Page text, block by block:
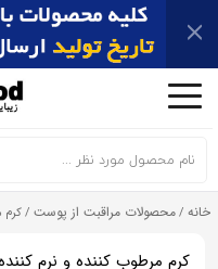
اشتراک
استفاده
از
روش‌های
زیر
خانه /محصولات مراقبت از پوست / کرم
کرم مرطوب کننده و نرم